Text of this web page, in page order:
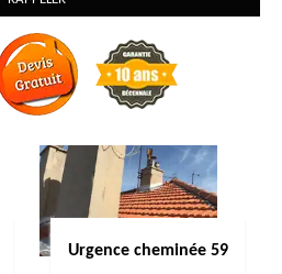
Urgence cheminée 59